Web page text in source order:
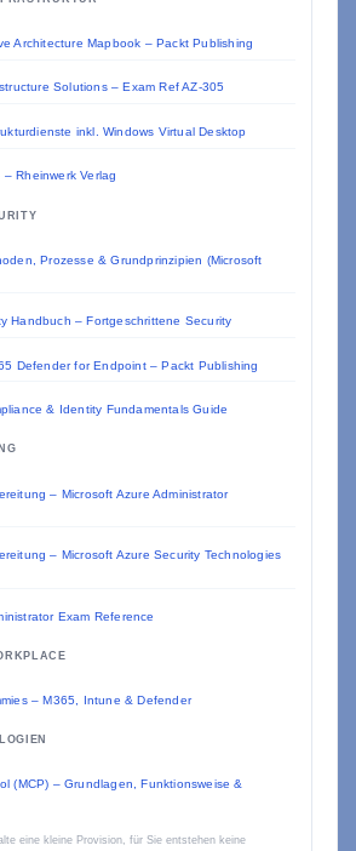
Architecture Mapbook – Packt Publishing
Solutions – Exam Ref AZ-305
inkl. Windows Virtual Desktop
Rheinwerk Verlag
Prozesse & Grundprinzipien (Microsoft
Handbuch – Fortgeschrittene Security
Defender for Endpoint – Packt Publishing
& Identity Fundamentals Guide
– Microsoft Azure Administrator
– Microsoft Azure Security Technologies
Exam Reference
– M365, Intune & Defender
(MCP) – Grundlagen, Funktionsweise &
eine kleine Provision, für Sie entstehen keine